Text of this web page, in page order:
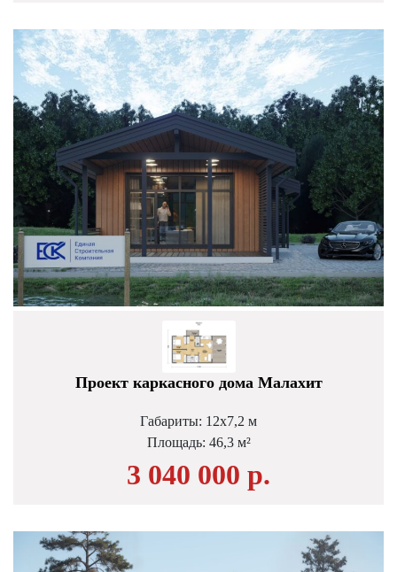
Проект каркасного дома Малахит
Габариты: 12х7,2 м
Площадь: 46,3 м²
3 040 000 р.